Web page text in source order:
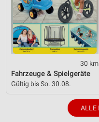
30 km
Fahrzeuge & Spielgeräte
Gültig bis So. 30.08.
ALLE